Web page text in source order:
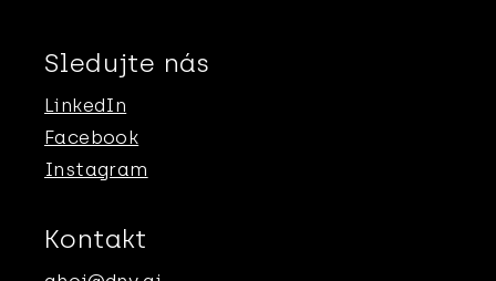
Sledujte nás
LinkedIn
Facebook
Instagram
Kontakt